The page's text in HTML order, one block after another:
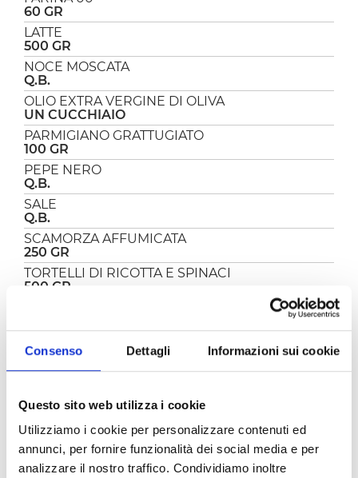
Consenso Dettagli Informazioni sui cookie
Questo sito web utilizza i cookie
Utilizziamo i cookie per personalizzare contenuti ed
annunci, per fornire funzionalità dei social media e per
analizzare il nostro traffico. Condividiamo inoltre
60 GR
LATTE
500 GR
NOCE MOSCATA
Q.B.
OLIO EXTRA VERGINE DI OLIVA
UN CUCCHIAIO
PARMIGIANO GRATTUGIATO
100 GR
PEPE NERO
Q.B.
SALE
Q.B.
SCAMORZA AFFUMICATA
250 GR
TORTELLI DI RICOTTA E SPINACI
500 GR
PREPARAZIONE
Itortelli gratinati al fornosono un primo
tipo di pasta ripiena si può fare solo in brodo?
Provateli così, conditi con una deliziosa e
cremosa besciamella al pomodoro, arricchiti da
scamorza affumicata e formaggio grattugiato,
filanti e con la crosticina croccante, davvero